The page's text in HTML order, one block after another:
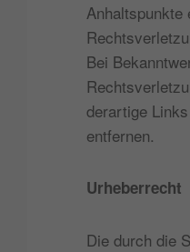
Anhaltspunkte
Bei
derartige
entfernen.
Urheberrecht
Die durch die